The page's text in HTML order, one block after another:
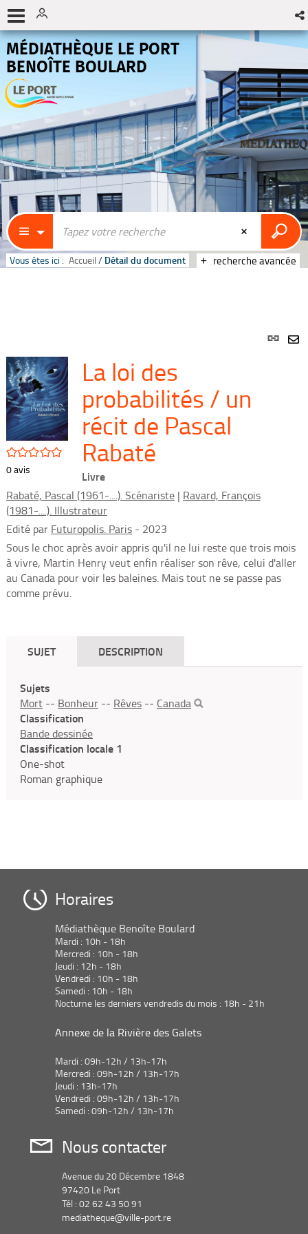
MÉDIATHÈQUE LE PORT
BENOÎTE BOULARD
recherche avancée
Vous êtes ici : Accueil / Détail du document
Lien
/5
0avis
La loi des
probabilités / un
récit de Pascal
Rabaté
Livre
Rabaté, Pascal (1961-....). Scénariste | Ravard, François
(1981-....). Illustrateur
Edité par Futuropolis. Paris - 2023
Sous le choc après avoir appris qu'il ne lui reste que trois mois
à vivre, Martin Henry veut enfin réaliser son rêve, celui d'aller
au Canada pour voir les baleines. Mais tout ne se passe pas
comme prévu.
SUJET DESCRIPTION
Sujets
Mort -- Bonheur -- Rêves -- Canada
Classification
Bande dessinée
Classification locale 1
One-shot
Roman graphique
Horaires
Médiathèque Benoîte Boulard
Mardi : 10h - 18h
Mercredi : 10h - 18h
Jeudi : 12h - 18h
Vendredi : 10h - 18h
Samedi : 10h - 18h
Nocturne les derniers vendredis du mois : 18h - 21h
Annexe de la Rivière des Galets
Mardi : 09h-12h / 13h-17h
Mercredi : 09h-12h / 13h-17h
Jeudi : 13h-17h
Vendredi : 09h-12h / 13h-17h
Samedi : 09h-12h / 13h-17h
Nous contacter
Avenue du 20 Décembre 1848
97420 Le Port
Tél : 02 62 43 50 91
mediatheque@ville-port.re